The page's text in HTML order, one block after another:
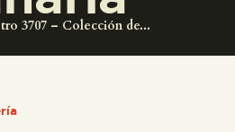
3707 – Colección de...